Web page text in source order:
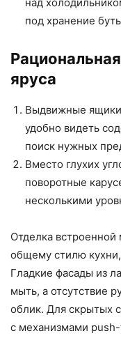
под хранение
яруса
Выдвижные
удобно видеть
поиск нужных
Вместо глухих
поворотные
несколькими
Отделка встроенной
общему стилю
Гладкие фасады из
мыть, а отсутствие
облик. Для скрытых
с механизмами